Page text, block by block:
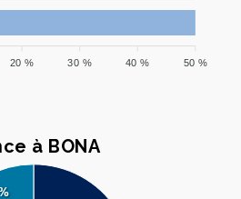
50 %
40 %
30 %
20 %
à BONA